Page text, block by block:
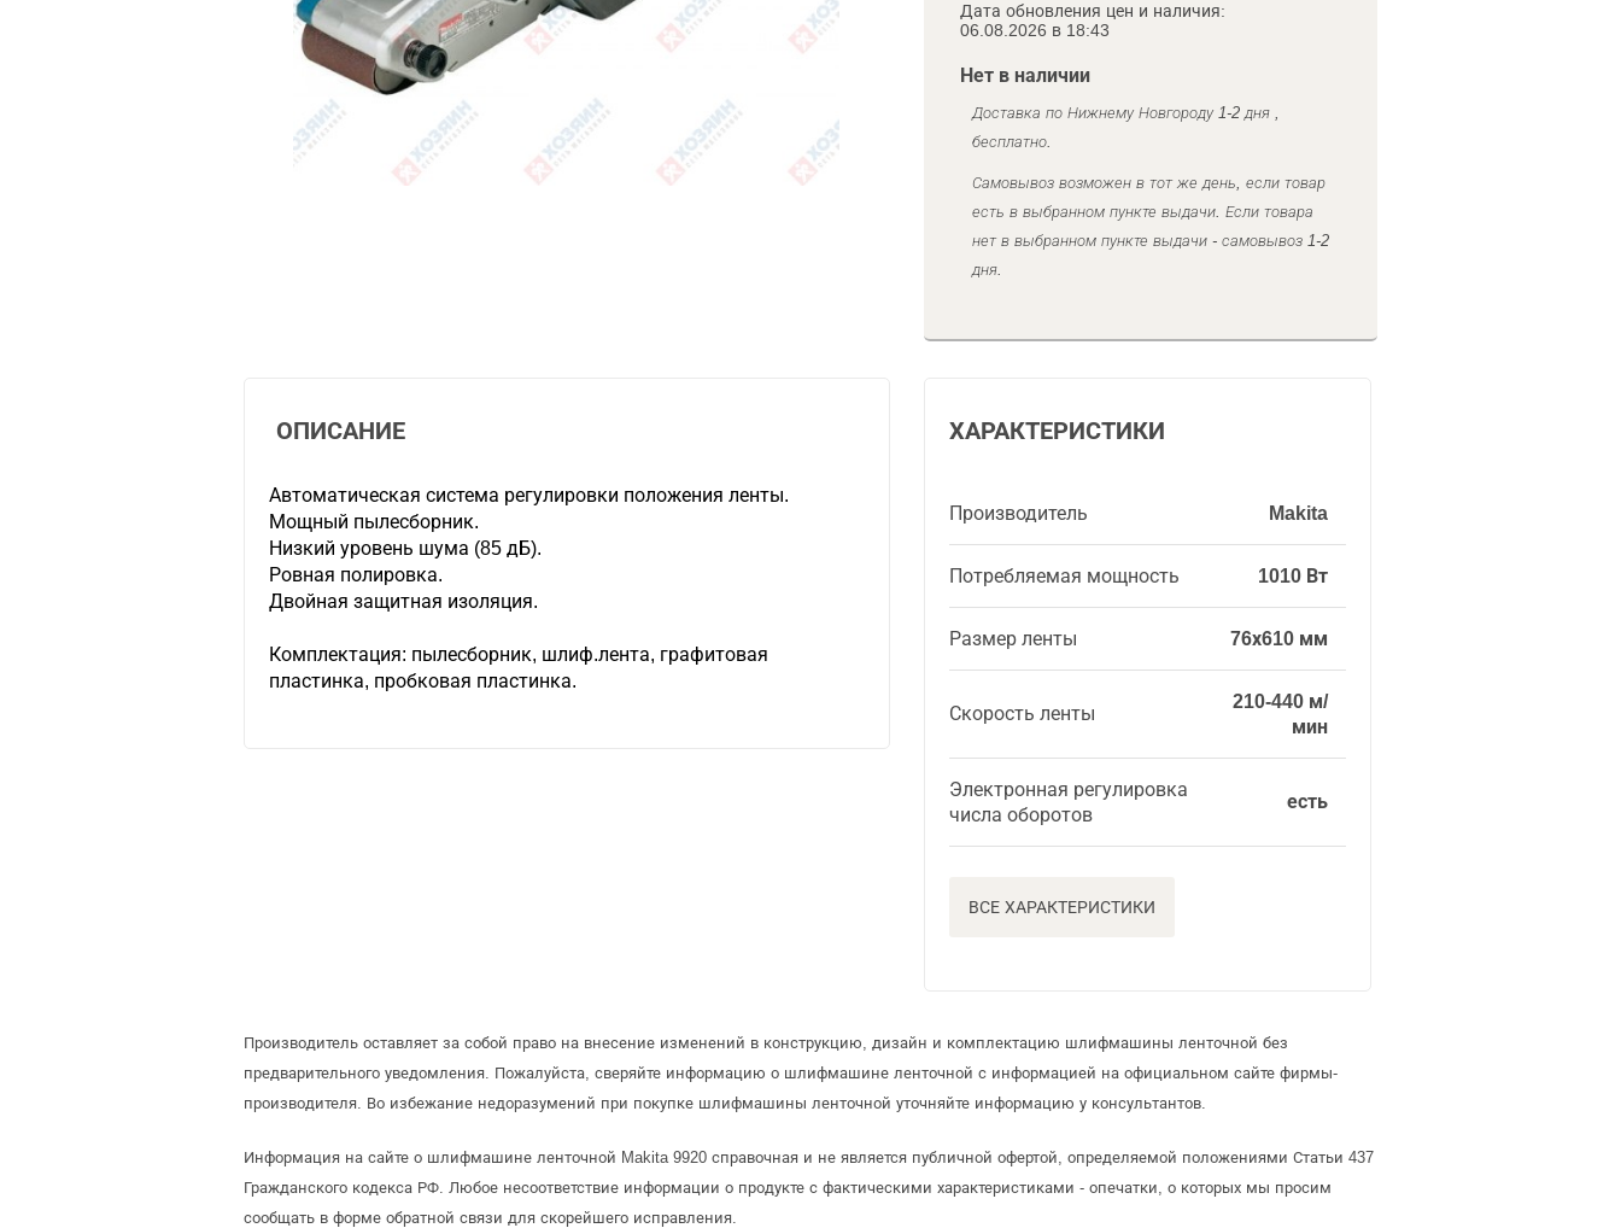
Дата обновления цен и наличия:
06.08.2026 в 18:43
Нет в наличии
Доставка по Нижнему Новгороду 1-2 дня ,
бесплатно.
Самовывоз возможен в тот же день, если товар
есть в выбранном пункте выдачи. Если товара
нет в выбранном пункте выдачи - самовывоз 1-2
дня.
ХАРАКТЕРИСТИКИ
Производитель Makita
Потребляемая мощность 1010 Вт
Размер ленты 76х610 мм
Скорость ленты
210-440 м/
мин
Электронная регулировка
числа оборотов
есть
ВСЕ ХАРАКТЕРИСТИКИ
ОПИСАНИЕ
Автоматическая система регулировки положения ленты.
Мощный пылесборник.
Низкий уровень шума (85 дБ).
Ровная полировка.
Двойная защитная изоляция.
Комплектация: пылесборник, шлиф.лента, графитовая
пластинка, пробковая пластинка.
Производитель оставляет за собой право на внесение изменений в конструкцию, дизайн и комплектацию шлифмашины ленточной без
предварительного уведомления. Пожалуйста, сверяйте информацию о шлифмашине ленточной с информацией на официальном сайте фирмы-
производителя. Во избежание недоразумений при покупке шлифмашины ленточной уточняйте информацию у консультантов.
Информация на сайте о шлифмашине ленточной Makita 9920 справочная и не является публичной офертой, определяемой положениями Статьи 437
Гражданского кодекса РФ. Любое несоответствие информации о продукте с фактическими характеристиками - опечатки, о которых мы просим
сообщать в форме обратной связи для скорейшего исправления.